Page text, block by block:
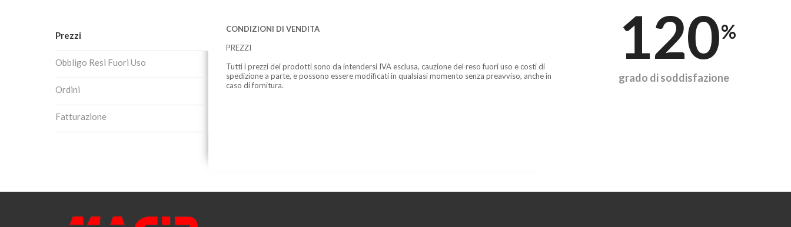
Prezzi
Obbligo Resi Fuori Uso
Ordini
Fatturazione
CONDIZIONI DI VENDITA
PREZZI
Tutti i prezzi dei prodotti sono da intendersi IVA esclusa, cauzione del reso fuori uso e costi di
spedizione a parte, e possono essere modificati in qualsiasi momento senza preavviso, anche in
caso di fornitura.
120%
grado di soddisfazione